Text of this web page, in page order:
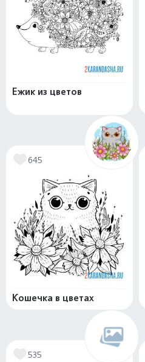
Ежик из цветов
645
Кошечка в цветах
535